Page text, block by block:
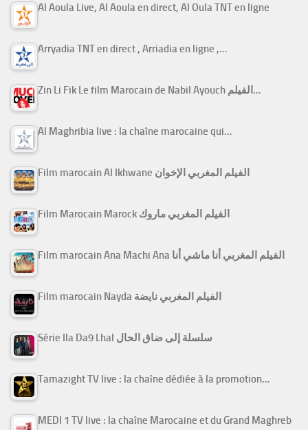
Al Aoula Live, Al Aoula en direct, Al Oula TNT en ligne
Arryadia TNT en direct , Arriadia en ligne ,…
Zin Li Fik Le film Marocain de Nabil Ayouch الفيلم…
Al Maghribia live : la chaîne marocaine qui…
Film marocain Al Ikhwane الفيلم المغربي الإخوان
Film Marocain Marock الفيلم المغربي ماروك
Film marocain Ana Machi Ana الفيلم المغربي أنا ماشي أنا
Film marocain Nayda الفيلم المغربي نايضة
Série Ila Da9 Lhal سلسلة إلى ضاق الحال
Tamazight TV live : la chaîne dédiée à la promotion…
MEDI 1 TV live : la chaîne Marocaine et du Grand Maghreb